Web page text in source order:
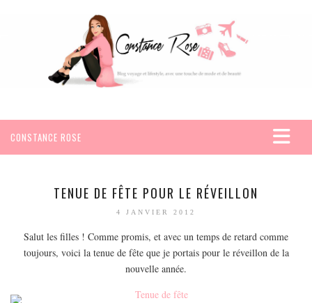
CONSTANCE ROSE
VOYAGES
SEYCHELLES
TENUE DE FÊTE POUR LE RÉVEILLON
4 JANVIER 2012
Salut les filles ! Comme promis, et avec un temps de retard comme
toujours, voici la tenue de fête que je portais pour le réveillon de la
nouvelle année.